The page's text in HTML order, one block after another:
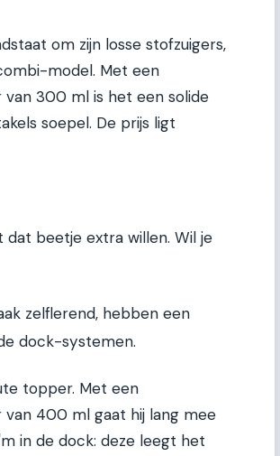
om zijn losse stofzuigers,
model. Met een
300 ml is het een solide
soepel. De prijs ligt
dat beetje extra willen. Wil je
zelflerend, hebben een
dock-systemen.
topper. Met een
400 ml gaat hij lang mee
in de dock: deze leegt het